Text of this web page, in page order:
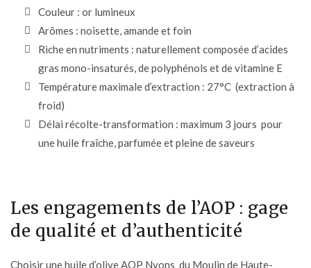
Couleur : or lumineux
Arômes : noisette, amande et foin
Riche en nutriments : naturellement composée d’acides
gras mono-insaturés, de polyphénols et de vitamine E
Température maximale d’extraction : 27°C (extraction à
froid)
Délai récolte-transformation : maximum 3 jours pour
une huile fraîche, parfumée et pleine de saveurs
Les engagements de l’AOP : gage
de qualité et d’authenticité
Choisir une huile d’olive AOP Nyons du Moulin de Haute-